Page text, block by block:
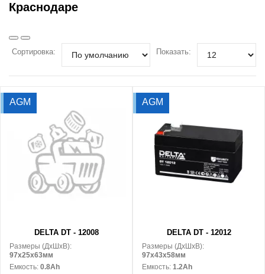
Краснодаре
Сортировка: Показать:
AGM
DELTA DT - 12008
Размеры (ДxШxВ):
97x25x63мм
Емкость: 0.8Ah
AGM
DELTA DT - 12012
Размеры (ДxШxВ):
97x43x58мм
Емкость: 1.2Ah